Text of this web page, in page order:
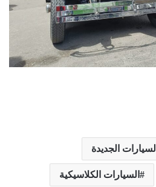
السيارات الجديدة
السيارات الكلاسيكية